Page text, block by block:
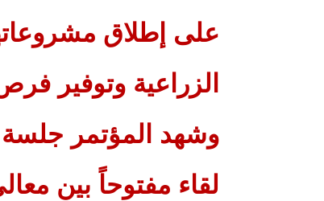
على إطلاق
الزراعية وتوفير
وشهد المؤتمر
لقاء مفتوحاً بين